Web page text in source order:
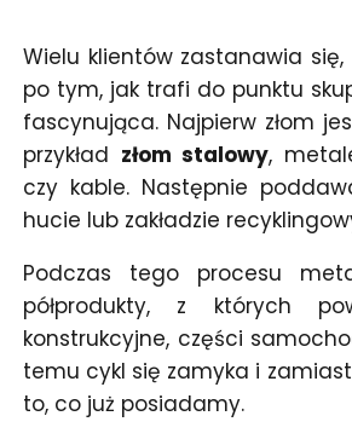
Wielu klientów zastanawia
po tym, jak trafi do punktu
fascynująca. Najpierw złom
przykład złom stalowy,
czy kable. Następnie
hucie lub zakładzie
Podczas tego procesu
półprodukty, z których
konstrukcyjne, części
temu cykl się zamyka i
to, co już posiadamy.